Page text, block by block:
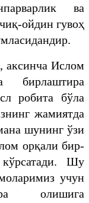
ва
ойдин гувоҳ
аксинча Ислом
бирлаштира
робита бўла
жамиятда
шунинг ўзи
орқали бир-
кўрсатади. Шу
учун
олишига